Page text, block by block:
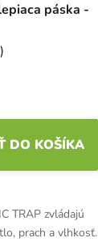
páska -
DO KOŠÍKA
TRAP zvládajú
prach a vlhkosť.